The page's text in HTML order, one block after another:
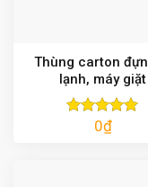
Thùng carton
lạnh, máy giặt
Được xếp
0₫